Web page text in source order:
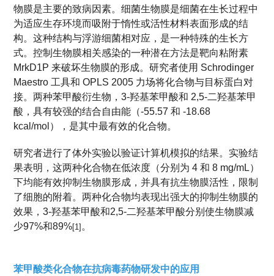
物膜是主要的致病因素。细菌生物膜是细菌在生长过程中
为适应生存环境而吸附于惰性或活性材料表面形成的结
构。这种结构与浮游细菌相对应，是一种特殊的生长方
式。控制生物膜相关感染的一种潜在方法是靶向粘附素
MrkD1P 来破坏生物膜的形成。研究者使用 Schrodinger
Maestro 工具和 OPLS 2005 力场将化合物与目标蛋白对
接。两种苯甲酸衍生物，3-羟基苯甲酸和 2,5-二羟基苯甲
酸，具有较强的结合自由能（-55.57 和 -18.68
kcal/mol），是其中最有效的化合物。
研究者进行了体外实验以验证计算机模拟的结果。实验结
果表明，这两种化合物在低浓度（分别为 4 和 8 mg/mL）
下均能有效抑制生物膜形成，并具有抗生物膜活性，限制
了细胞的附着。两种化合物均表现出强大的抑制生物膜的
效果，3-羟基苯甲酸和2,5-二羟基苯甲酸分别使生物膜减
少97%和89%[1] 。
苯甲酸类化合物在抗病毒药物研发中的应用